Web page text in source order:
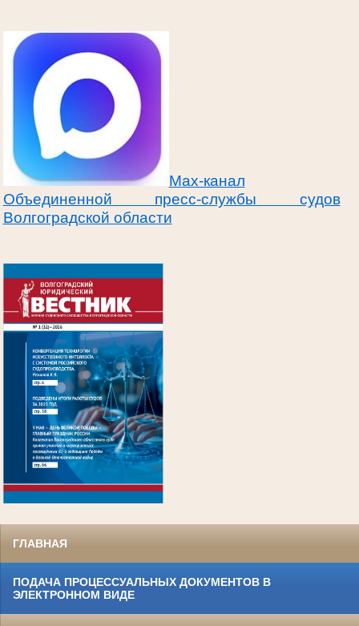
Max-канал
Объединенной пресс-службы судов
Волгоградской области
ГЛАВНАЯ
ПОДАЧА ПРОЦЕССУАЛЬНЫХ ДОКУМЕНТОВ В
ЭЛЕКТРОННОМ ВИДЕ